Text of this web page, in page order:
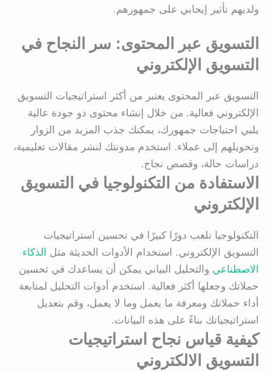
ولديهم تأثير إيجابي على جمهورهم.
التسويق عبر المحتوى: سر النجاح في
التسويق الإلكتروني
التسويق عبر المحتوى يعتبر من أكثر استراتيجيات التسويق
الإلكتروني فعالية. من خلال إنشاء محتوى ذو جودة عالية
يلبي احتياجات جمهورك، يمكنك جذب المزيد من الزوار
وتحويلهم إلى عملاء. استخدم مدونتك لنشر مقالات تعليمية،
دراسات حالة، وقصص نجاح.
الاستفادة من التكنولوجيا في التسويق
الإلكتروني
التكنولوجيا تلعب دورًا كبيرًا في تحسين استراتيجيات
التسويق الإلكتروني. استخدام الأدوات الحديثة مثل الذكاء
الاصطناعي والتحليل البياني يمكن أن يساعدك في تحسين
حملاتك وجعلها أكثر فعالية. استخدم أدوات التحليل لمتابعة
أداء حملاتك ومعرفة ما يعمل وما لا يعمل، وقم بتعديل
استراتيجياتك بناءً على هذه البيانات.
كيفية قياس نجاح استراتيجيات
التسويق الالكتروني